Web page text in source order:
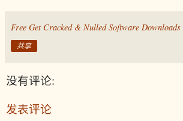
Free Get Cracked & Nulled Software Downloads
共享
没有评论:
发表评论